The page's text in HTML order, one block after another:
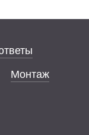
Монтаж